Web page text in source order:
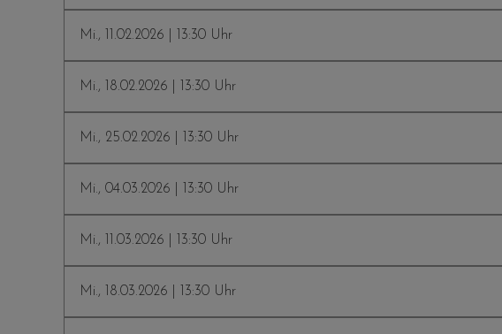
Mi., 11.02.2026 | 13:30 Uhr
Mi., 18.02.2026 | 13:30 Uhr
Mi., 25.02.2026 | 13:30 Uhr
Mi., 04.03.2026 | 13:30 Uhr
Mi., 11.03.2026 | 13:30 Uhr
Mi., 18.03.2026 | 13:30 Uhr